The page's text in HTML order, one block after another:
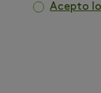
Acepto